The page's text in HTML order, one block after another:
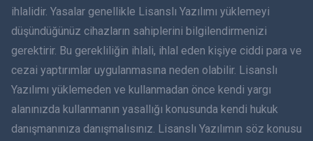
Dansk
हिंदी
עברית
ihlalidir. Yasalar genellikle Lisanslı Yazılımı yüklemeyi
düşündüğünüz cihazların sahiplerini bilgilendirmenizi
gerektirir. Bu gerekliliğin ihlali, ihlal eden kişiye ciddi para ve
cezai yaptırımlar uygulanmasına neden olabilir. Lisanslı
Yazılımı yüklemeden ve kullanmadan önce kendi yargı
alanınızda kullanmanın yasallığı konusunda kendi hukuk
danışmanınıza danışmalısınız. Lisanslı Yazılımın söz konusu